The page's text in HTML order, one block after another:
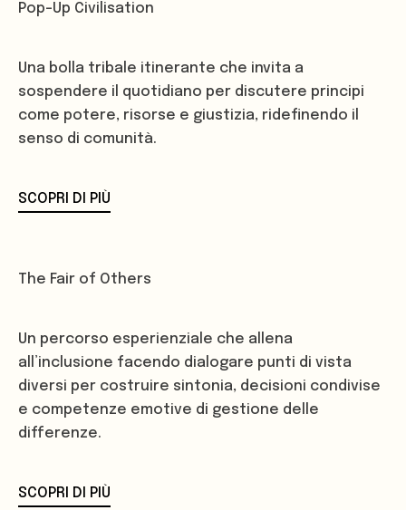
Pop-Up Civilisation
Una bolla tribale itinerante che invita a
sospendere il quotidiano per discutere principi
come potere, risorse e giustizia, ridefinendo il
senso di comunità.
SCOPRI DI PIÙ
The Fair of Others
Un percorso esperienziale che allena
all’inclusione facendo dialogare punti di vista
diversi per costruire sintonia, decisioni condivise
e competenze emotive di gestione delle
differenze.
SCOPRI DI PIÙ